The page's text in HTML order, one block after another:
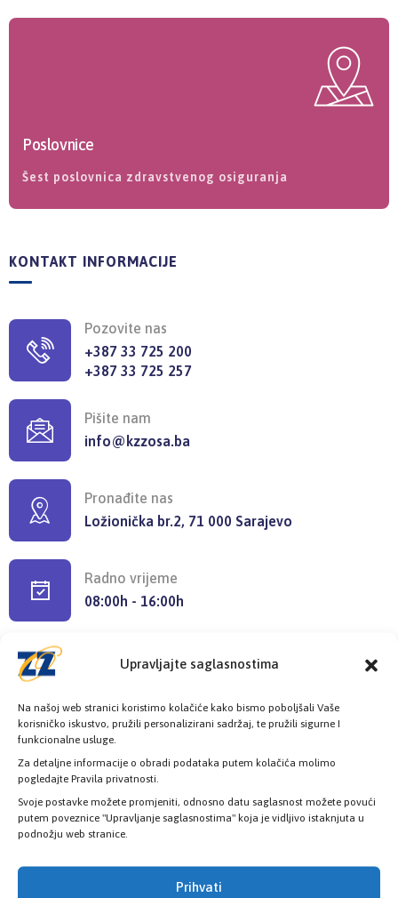
Upravljajte saglasnostima
Na našoj web stranici koristimo kolačiće kako bismo poboljšali Vaše
korisničko iskustvo, pružili personalizirani sadržaj, te pružili sigurne I
funkcionalne usluge.
Za detaljne informacije o obradi podataka putem kolačića molimo
pogledajte Pravila privatnosti.
Svoje postavke možete promjeniti, odnosno datu saglasnost možete povući
putem poveznice "Upravljanje saglasnostima" koja je vidljivo istaknjuta u
podnožju web stranice.
Prihvati
Poslovnice
Šest poslovnica zdravstvenog osiguranja
KONTAKT INFORMACIJE
Pozovite nas
+387 33 725 200
+387 33 725 257
Pišite nam
info@kzzosa.ba
Pronađite nas
Ložionička br.2, 71 000 Sarajevo
Radno vrijeme
08:00h - 16:00h
Provjerite status vaše elektronske
zdravstvene kartice
PROVJERITE STATUS